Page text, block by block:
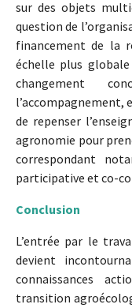
sur des objets
question de
financement de la
échelle plus
changement
l’accompagnement,
de repenser
agronomie pour
correspondant
participative et co-
Conclusion
L’entrée par le
devient
connaissances
transition